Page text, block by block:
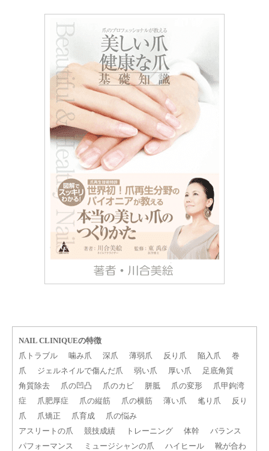
NAIL CLINIQUEの特徴
爪トラブル
噛み爪 深爪 薄弱爪 反り爪 陥入爪
巻
爪
ジェルネイルで傷んだ爪 弱い爪 厚い爪
足底角質
角質除去
爪の凹凸 爪のカビ 胼胝 爪の変形
爪甲鉤湾
症
爪肥厚症 爪の縦筋 爪の横筋 薄い爪 毟り爪
反り
爪
爪矯正 爪育成
爪の悩み
アスリートの爪
競技成績 トレーニング 体幹
バランス
パフォーマンス
ミュージシャンの爪 ハイヒール
靴が合わ